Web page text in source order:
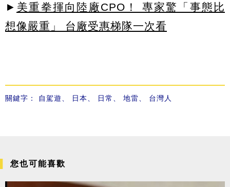
► 美重拳揮向陸廠CPO！ 專家驚「事態比
想像嚴重」 台廠受惠梯隊一次看
關鍵字： 自駕遊 日本 日常 地雷 台灣人
您也可能喜歡